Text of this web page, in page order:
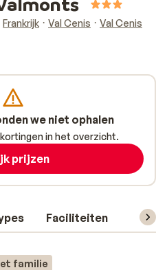
Frankrijk Val Cenis
Val Cenis
Faciliteiten
familie
we niet ophalen
in het overzicht.
prijzen